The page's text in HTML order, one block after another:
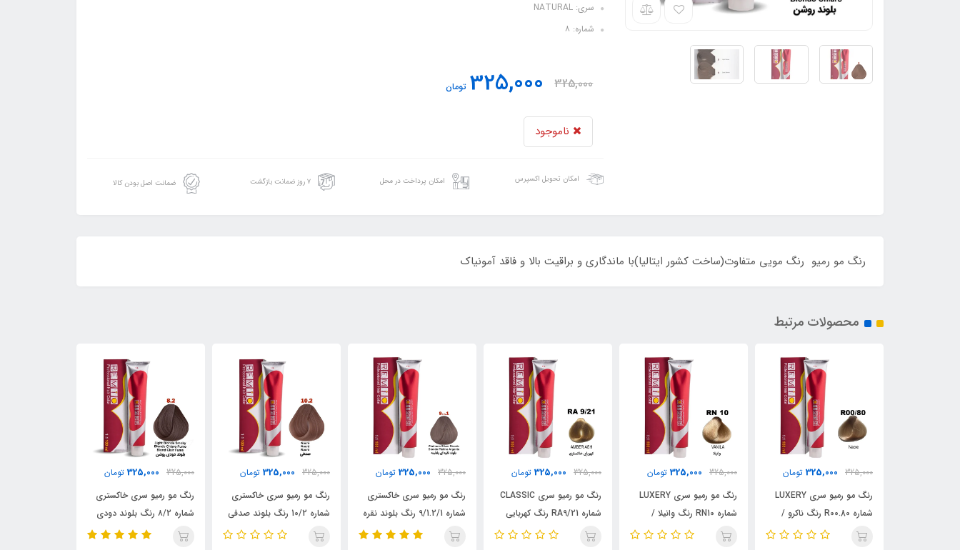
سری: NATURAL
شماره: ۸
325,000
325,000 تومان
ناموجود
امکان تحویل اکسپرس امکان پرداخت در محل ۷ روز ضمانت بازگشت ضمانت اصل بودن کالا
رنگ مو رمیو رنگ مویی متفاوت(ساخت کشور ایتالیا)با ماندگاری و براقیت بالا و فاقد آمونیاک
محصولات مرتبط
325,000
325,000 تومان
رنگ مو رمیو سری LUXERY
شماره RN10 رنگ وانیلا /
REMIO
325,000
325,000 تومان
رنگ مو رمیو سری CLASSIC
شماره RA9/21 رنگ کهربایی
خاکستری / REMIO
325,000
325,000 تومان
رنگ مو رمیو سری خاکستری
شماره 9/1.2/1 رنگ بلوند نقره
ای پلاتینه / REMIO
325,000
325,000 تومان
رنگ مو رمیو سری خاکستری
شماره 10/2 رنگ بلوند صدفی
/ REMIO
325,000
325,000 تومان
رنگ مو رمیو سری خاکستری
شماره ۸/2 رنگ بلوند دودی
روشن / REMIO
325,000
325,000 تومان
رنگ مو رمیو سری خاکستری
شماره 6/2 رنگ بلوند دودی
تیره / REMIO